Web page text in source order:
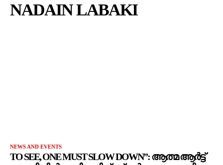
NADAIN LABAKI
NEWS AND EVENTS
TO SEE, ONE MUST SLOW DOWN”: ആത്മ ആർട്ട്